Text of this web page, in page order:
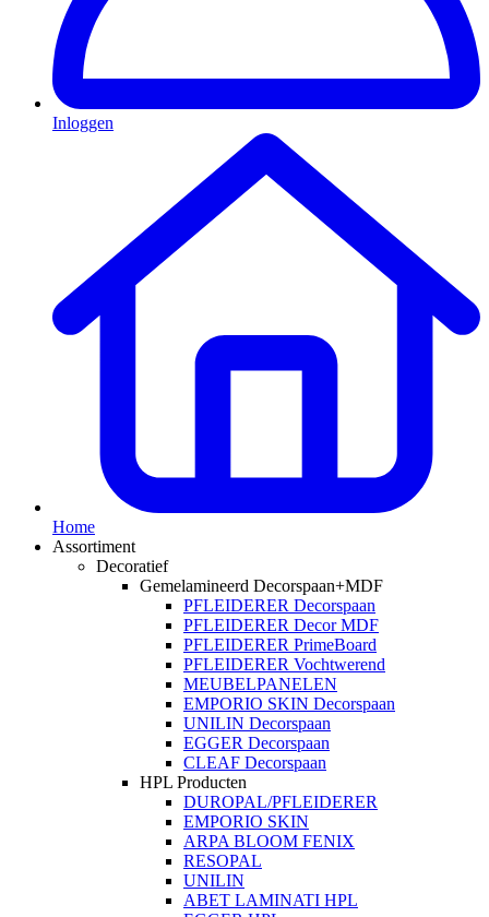
Inloggen
Home
Assortiment
Decoratief
Gemelamineerd Decorspaan+MDF
PFLEIDERER Decorspaan
PFLEIDERER Decor MDF
PFLEIDERER PrimeBoard
PFLEIDERER Vochtwerend
MEUBELPANELEN
EMPORIO SKIN Decorspaan
UNILIN Decorspaan
EGGER Decorspaan
CLEAF Decorspaan
HPL Producten
DUROPAL/PFLEIDERER
EMPORIO SKIN
ARPA BLOOM FENIX
RESOPAL
UNILIN
ABET LAMINATI HPL